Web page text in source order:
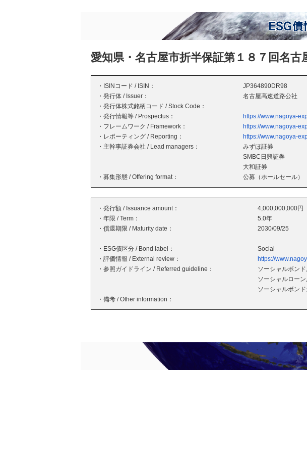
愛知県・名古屋市折半保証第１８７回名古
・ISINコード / ISIN： JP364890DR98
・発行体 / Issuer：
名古屋高速道路公社
・発行体株式銘柄コード / Stock Code：
・発行情報等 / Prospectus：
https://www.nagoya-
・フレームワーク / Framework：
https://www.nagoya-
・レポーティング / Reporting：
https://www.nagoya-
・主幹事証券会社 / Lead managers：
みずほ証券
SMBC日興証券
大和証券
・募集形態 / Offering format：
公募（ホールセール）
・発行額 / Issuance amount： 4,000,000,000円
・年限 / Term：
5.0年
・償還期限 / Maturity date：
2030/09/25
・ESG債区分 / Bond label： Social
・評価情報 / External review：
https://
・参照ガイドライン / Referred guideline：
ソーシャルボンド
ソーシャルロー
ソーシャルボンド
・備考 / Other information：